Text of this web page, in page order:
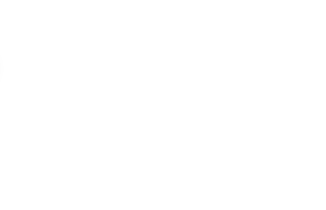
na seznam oblíbených hotelů